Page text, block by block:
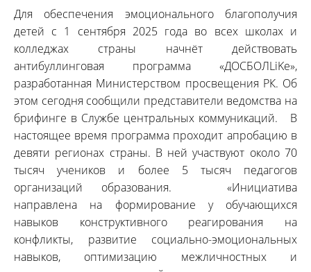
Для обеспечения эмоционального благополучия
детей с 1 сентября 2025 года во всех школах и
колледжах страны начнёт действовать
антибуллинговая программа «ДОСБОЛLiKe»,
разработанная Министерством просвещения РК. Об
этом сегодня сообщили представители ведомства на
брифинге в Службе центральных коммуникаций. В
настоящее время программа проходит апробацию в
девяти регионах страны. В ней участвуют около 70
тысяч учеников и более 5 тысяч педагогов
организаций образования. «Инициатива
направлена на формирование у обучающихся
навыков конструктивного реагирования на
конфликты, развитие социально-эмоциональных
навыков, оптимизацию межличностных и